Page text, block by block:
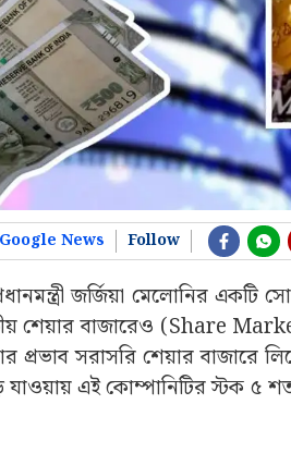
Google News Follow
জর্জিয়া মেলোনির
শেয়ার বাজারেও (Share
প্রভাব সরাসরি শেয়ার বাজারে
যাওয়ায় এই কোম্পানিটির স্টক ৫